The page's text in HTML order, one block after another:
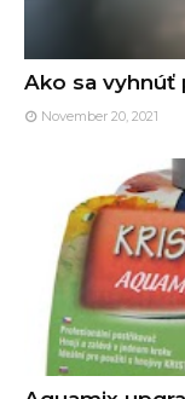
Ako sa
November 20, 2021